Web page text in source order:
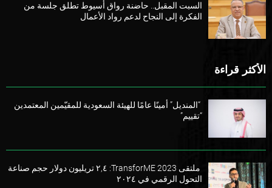
السبت المقبل.. حاضنة رواق أسيوط تطلق جلسة من
الفكرة إلى النجاح لدعم رواد الأعمال
الأكثر قراءة
“المنديل” أمينًا عامًا للهيئة السعودية للمقيّمين المعتمدين
“تقييم”
ملتقى TransforME 2023: ٢,٤ تريليون دولار حجم صناعة
التحول الرقمي في ٢٠٢٤